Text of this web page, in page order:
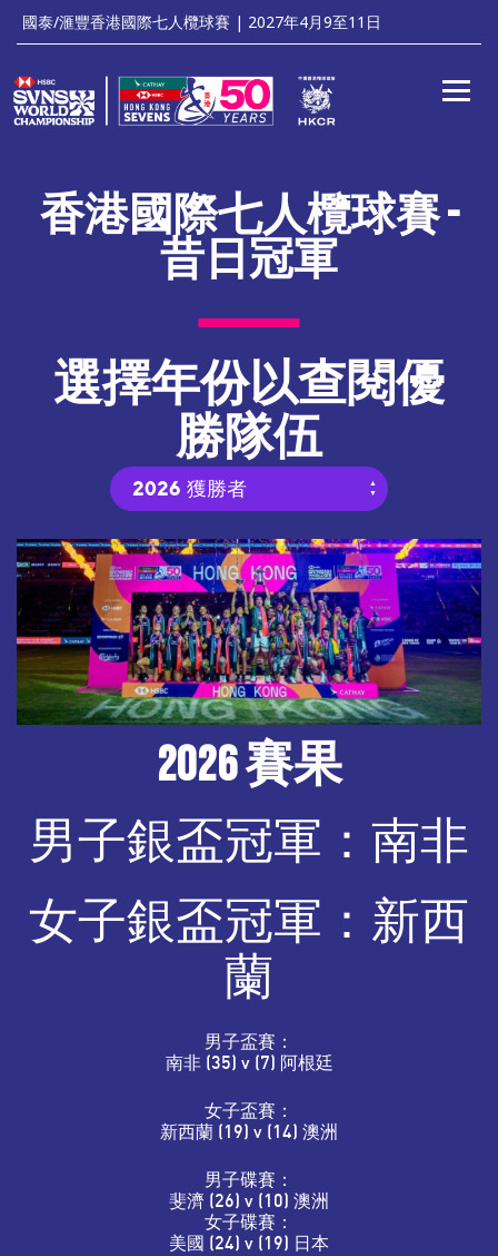
國泰/滙豐香港國際七人欖球賽 | 2027年4月9至11日
香港國際七人欖球賽 -
昔日冠軍
選擇年份以查閱優
勝隊伍
2026 獲勝者
2026 賽果
男子銀盃冠軍：南非
女子銀盃冠軍：新西
蘭
男子盃賽：
南非 (35) v (7) 阿根廷
女子盃賽：
新西蘭 (19) v (14) 澳洲
男子碟賽：
斐濟 (26) v (10) 澳洲
女子碟賽：
美國 (24) v (19) 日本